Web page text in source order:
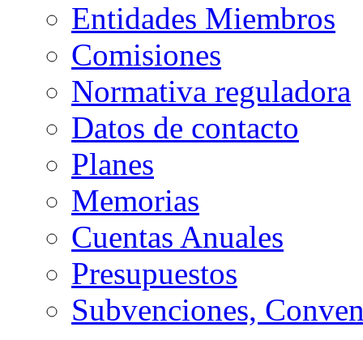
Entidades Miembros
Comisiones
Normativa reguladora
Datos de contacto
Planes
Memorias
Cuentas Anuales
Presupuestos
Subvenciones,